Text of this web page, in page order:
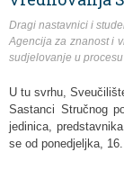
Dragi nastavnici i
Agencija za znanost i
sudjelovanje u
U tu svrhu,
Sastanci Stručnog
jedinica,
se od ponedjeljka,